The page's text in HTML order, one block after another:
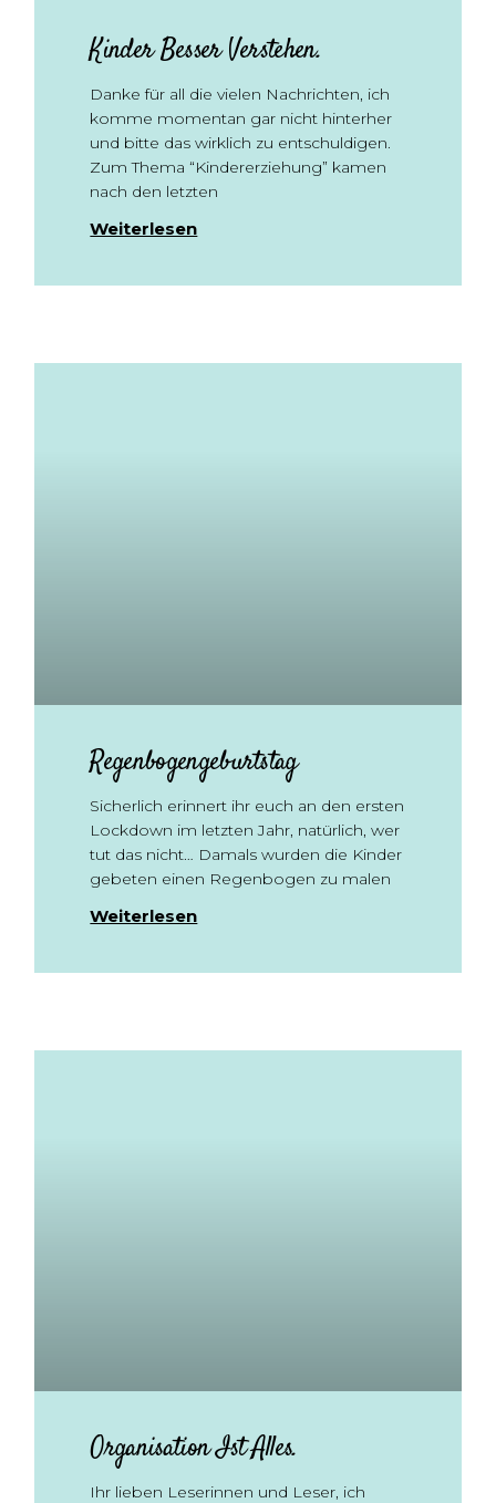
Kinder Besser Verstehen.
Danke für all die vielen Nachrichten, ich
komme momentan gar nicht hinterher
und bitte das wirklich zu entschuldigen.
Zum Thema “Kindererziehung” kamen
nach den letzten
Weiterlesen
Regenbogengeburtstag
Sicherlich erinnert ihr euch an den ersten
Lockdown im letzten Jahr, natürlich, wer
tut das nicht… Damals wurden die Kinder
gebeten einen Regenbogen zu malen
Weiterlesen
Organisation Ist Alles.
Ihr lieben Leserinnen und Leser, ich